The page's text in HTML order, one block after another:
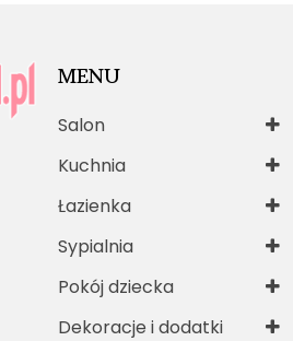
MENU
Salon
Kuchnia
Łazienka
Sypialnia
Pokój dziecka
Dekoracje i dodatki